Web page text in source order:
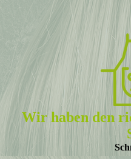
Wir haben den